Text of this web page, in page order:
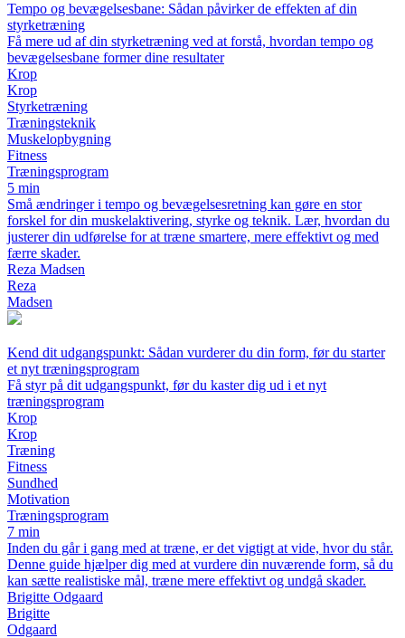
Tempo og bevægelsesbane: Sådan påvirker de effekten af din
styrketræning
Få mere ud af din styrketræning ved at forstå, hvordan tempo og
bevægelsesbane former dine resultater
Krop
Krop
Styrketræning
Træningsteknik
Muskelopbygning
Fitness
Træningsprogram
5 min
Små ændringer i tempo og bevægelsesretning kan gøre en stor
forskel for din muskelaktivering, styrke og teknik. Lær, hvordan du
justerer din udførelse for at træne smartere, mere effektivt og med
færre skader.
Reza Madsen
Reza
Madsen
Kend dit udgangspunkt: Sådan vurderer du din form, før du starter
et nyt træningsprogram
Få styr på dit udgangspunkt, før du kaster dig ud i et nyt
træningsprogram
Krop
Krop
Træning
Fitness
Sundhed
Motivation
Træningsprogram
7 min
Inden du går i gang med at træne, er det vigtigt at vide, hvor du står.
Denne guide hjælper dig med at vurdere din nuværende form, så du
kan sætte realistiske mål, træne mere effektivt og undgå skader.
Brigitte Odgaard
Brigitte
Odgaard